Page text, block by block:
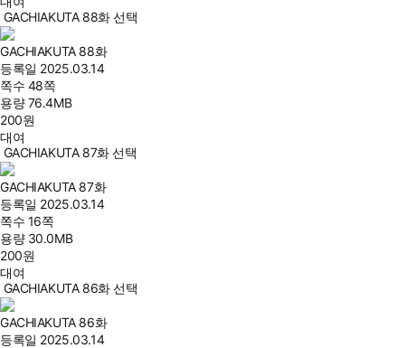
GACHIAKUTA 88화 선택
GACHIAKUTA 88화
등록일 2025.03.14
쪽수 48쪽
용량76.4MB
200원
대여
GACHIAKUTA 87화 선택
GACHIAKUTA 87화
등록일 2025.03.14
쪽수 16쪽
용량 30.0MB
200원
대여
GACHIAKUTA 86화 선택
GACHIAKUTA 86화
등록일 2025.03.14